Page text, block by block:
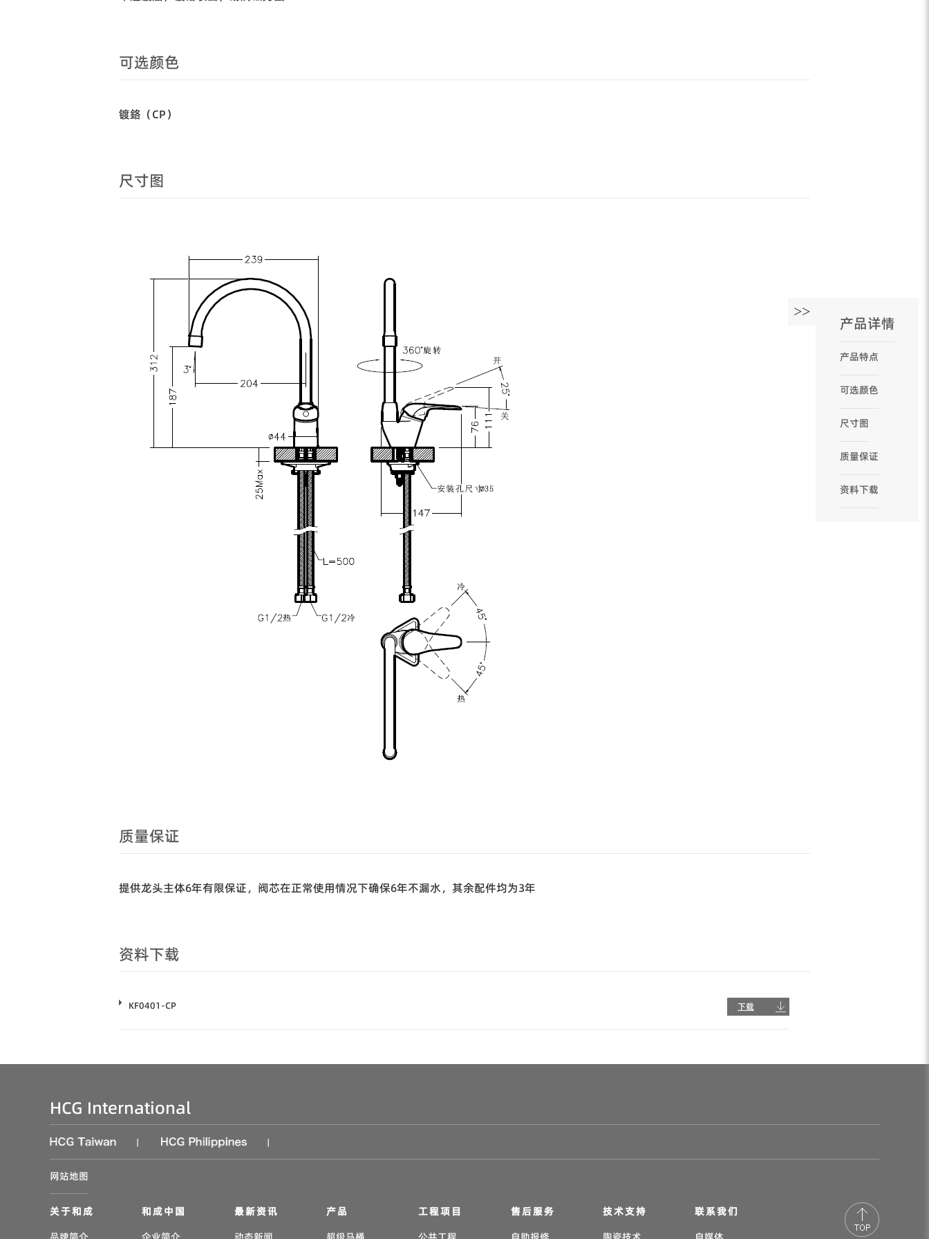
可选颜色
镀鉻（CP）
尺寸图
质量保证
提供龙头主体6年有限保证，阀芯在正常使用情况下确保6年不漏水，其余配件均为3年
资料下载
KF0401-CP 下载
>>
产品详情
产品特点
可选颜色
尺寸图
质量保证
资料下载
HCG International
| |
网站地图
关于和成
和成中国
最新资讯
产品
工程项目
售后服务
技术支持
联系我们